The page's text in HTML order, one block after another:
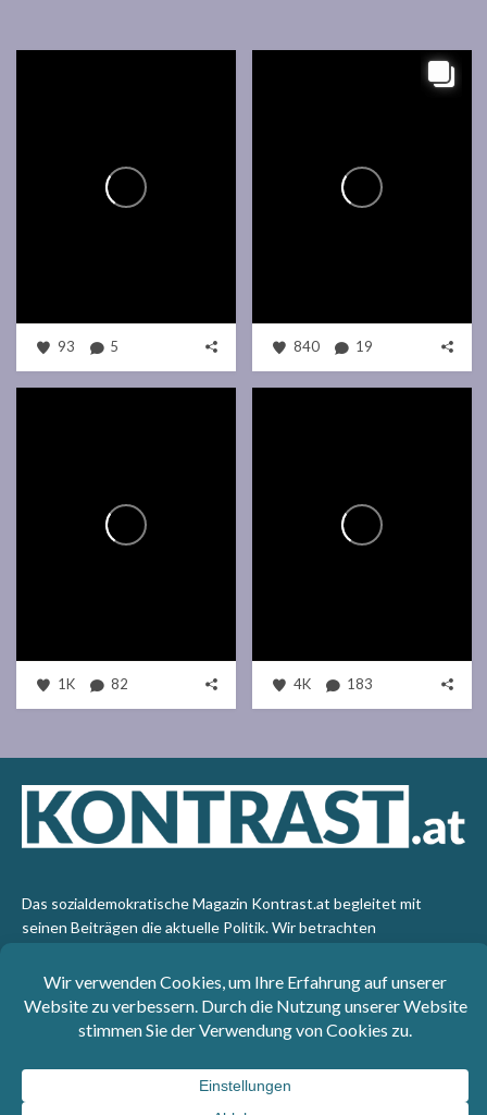
93 5 840 19
1K 82 4K 183
Das sozialdemokratische Magazin Kontrast.at begleitet mit
seinen Beiträgen die aktuelle Politik. Wir betrachten
emanzipatorischen Standpunkt aus. Kontrast wirft den Blick der
sozialen Gerechtigkeit auf die Welt.
: SPÖ-Klub - 1017 Wien - Telefon: +43 1 40110-
3393 - e-mail: redaktion@kontrast.at -